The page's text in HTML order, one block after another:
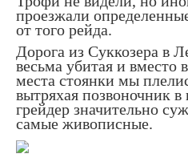
проезжали
от того рейда.
Дорога из Суккозера в
весьма убитая и вместо
места стоянки мы
вытряхая позвоночник
грейдер значительно
самые живописные.